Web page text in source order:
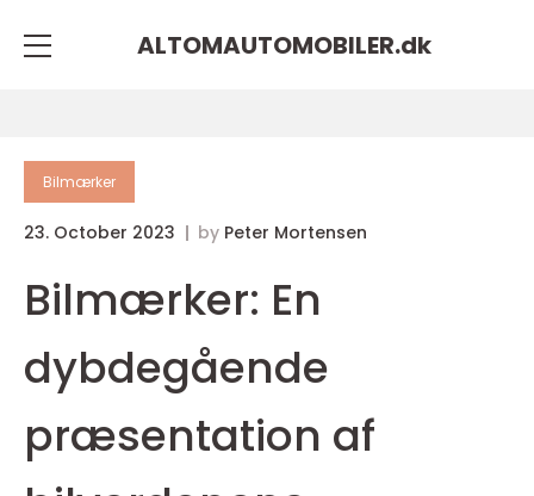
ALTOMAUTOMOBILER.dk
Bilmærker
23. October 2023 by Peter Mortensen
Bilmærker: En
dybdegående
præsentation af